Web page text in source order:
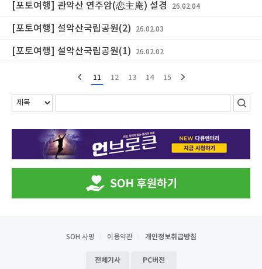
[포토여행] 관악산 연주암(恋主庵) 설경 26.02.04
[포토여행] 설악산국립공원(2) 26.02.03
[포토여행] 설악산국립공원(1) 26.02.02
11 12 13 14 15
SOH 사명 이용약관 개인정보취급방침
전체기사 PC버전